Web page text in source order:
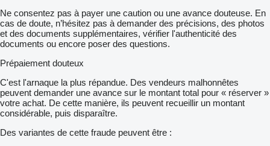
Ne consentez pas à payer une caution ou une avance douteuse. En
cas de doute, n’hésitez pas à demander des précisions, des photos
et des documents supplémentaires, vérifier l'authenticité des
documents ou encore poser des questions.
Prépaiement douteux
C'est l'arnaque la plus répandue. Des vendeurs malhonnêtes
peuvent demander une avance sur le montant total pour « réserver »
votre achat. De cette manière, ils peuvent recueillir un montant
considérable, puis disparaître.
Des variantes de cette fraude peuvent être :